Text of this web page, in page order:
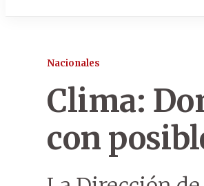
Nacionales
Clima:
con